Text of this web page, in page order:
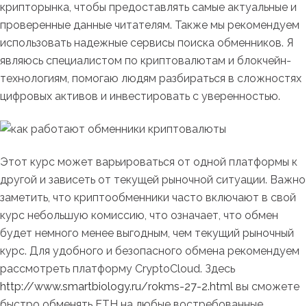
крипторынка, чтобы предоставлять самые актуальные и
проверенные данные читателям. Также мы рекомендуем
использовать надежные сервисы поиска обменников. Я
являюсь специалистом по криптовалютам и блокчейн-
технологиям, помогаю людям разбираться в сложностях
цифровых активов и инвестировать с уверенностью.
Этот курс может варьироваться от одной платформы к
другой и зависеть от текущей рыночной ситуации. Важно
заметить, что криптообменники часто включают в свой
курс небольшую комиссию, что означает, что обмен
будет немного менее выгодным, чем текущий рыночный
курс. Для удобного и безопасного обмена рекомендуем
рассмотреть платформу CryptoCloud. Здесь
http://www.smartbiology.ru/rokms-27-2.html вы сможете